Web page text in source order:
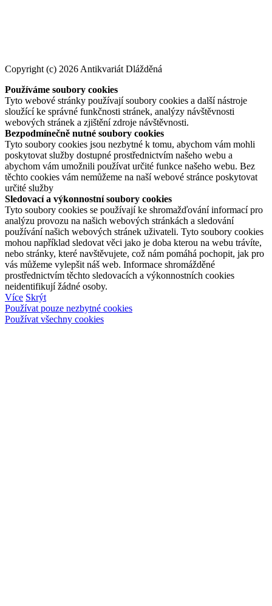
Copyright (c) 2026 Antikvariát Dlážděná
Používáme soubory cookies
Tyto webové stránky používají soubory cookies a další nástroje
sloužící ke správné funkčnosti stránek, analýzy návštěvnosti
webových stránek a zjištění zdroje návštěvnosti.
Bezpodmínečně nutné soubory cookies
Tyto soubory cookies jsou nezbytné k tomu, abychom vám mohli
poskytovat služby dostupné prostřednictvím našeho webu a
abychom vám umožnili používat určité funkce našeho webu. Bez
těchto cookies vám nemůžeme na naší webové stránce poskytovat
určité služby
Sledovací a výkonnostní soubory cookies
Tyto soubory cookies se používají ke shromažďování informací pro
analýzu provozu na našich webových stránkách a sledování
používání našich webových stránek uživateli. Tyto soubory cookies
mohou například sledovat věci jako je doba kterou na webu trávíte,
nebo stránky, které navštěvujete, což nám pomáhá pochopit, jak pro
vás můžeme vylepšit náš web. Informace shromážděné
prostřednictvím těchto sledovacích a výkonnostních cookies
neidentifikují žádné osoby.
Více Skrýt
Používat pouze nezbytné cookies
Používat všechny cookies